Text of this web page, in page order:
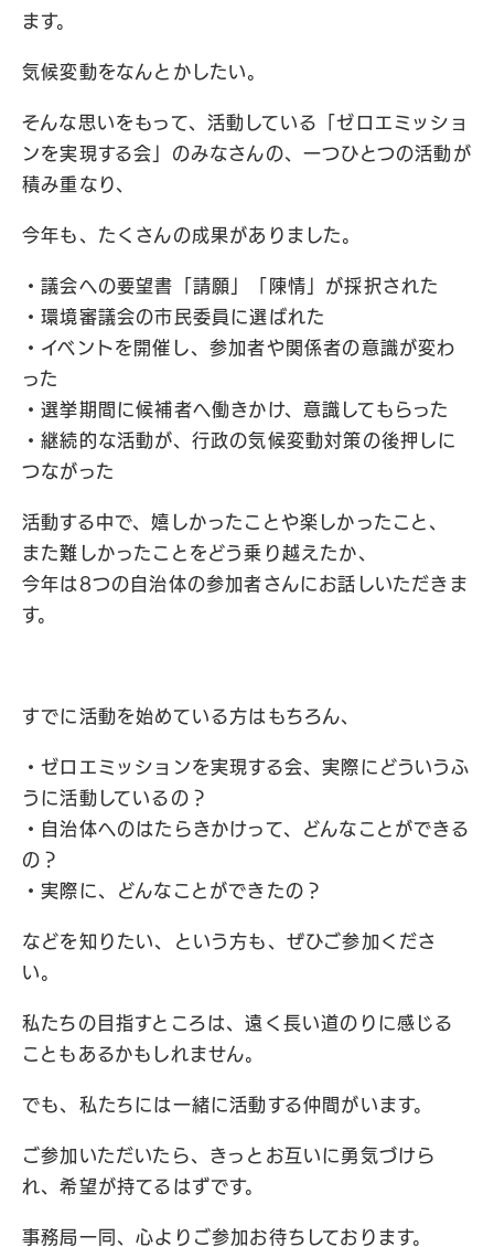
ます。
気候変動をなんとかしたい。
そんな思いをもって、活動している「ゼロエミッショ
ンを実現する会」のみなさんの、一つひとつの活動が
積み重なり、
今年も、たくさんの成果がありました。
・議会への要望書「請願」「陳情」が採択された
・環境審議会の市民委員に選ばれた
・イベントを開催し、参加者や関係者の意識が変わ
った
・選挙期間に候補者へ働きかけ、意識してもらった
・継続的な活動が、行政の気候変動対策の後押しに
つながった
活動する中で、嬉しかったことや楽しかったこと、
また難しかったことをどう乗り越えたか、
今年は8つの自治体の参加者さんにお話しいただきま
す。
すでに活動を始めている方はもちろん、
・ゼロエミッションを実現する会、実際にどういうふ
うに活動しているの？
・自治体へのはたらきかけって、どんなことができる
の？
・実際に、どんなことができたの？
などを知りたい、という方も、ぜひご参加くださ
い。
私たちの目指すところは、遠く長い道のりに感じる
こともあるかもしれません。
でも、私たちには一緒に活動する仲間がいます。
ご参加いただいたら、きっとお互いに勇気づけら
れ、希望が持てるはずです。
事務局一同、心よりご参加お待ちしております。